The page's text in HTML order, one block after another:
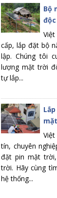
TẤM PIN MẶT
1.930.000 đ
Bộ
cấp, lắp đặt bộ
lập. Chúng tôi
lượng mặt trời
tự lắp...
tín, chuyên
đặt pin mặt
trời. Hãy cùng
hệ thống...